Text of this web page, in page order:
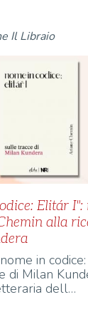
Il Libraio
Elitár
alla
in
di Milan
dell…